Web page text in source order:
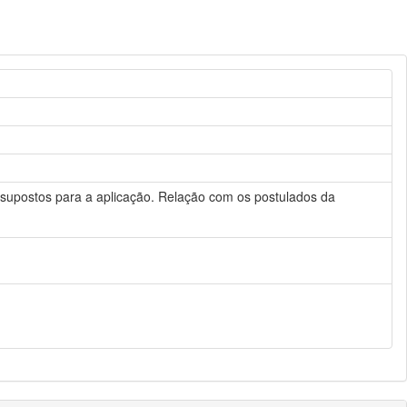
para a aplicação. Relação com os postulados da